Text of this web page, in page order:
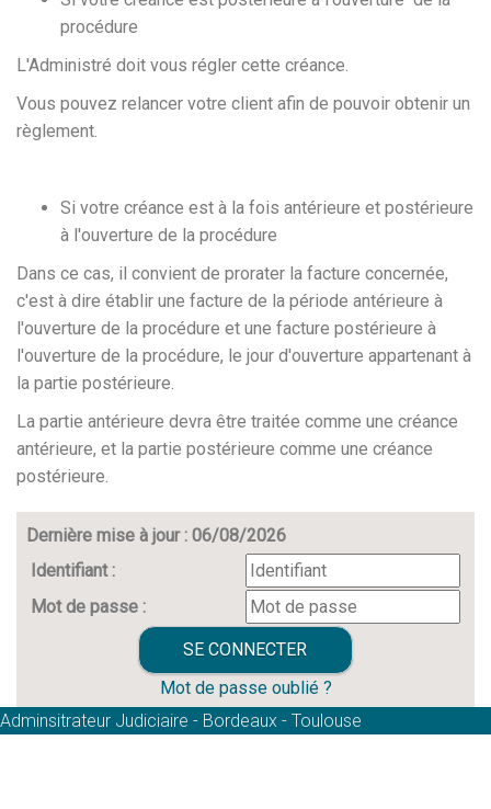
procédure
L'Administré doit vous régler cette créance.
Vous pouvez relancer votre client afin de pouvoir obtenir un
règlement.
Si votre créance est à la fois antérieure et postérieure
à l'ouverture de la procédure
Dans ce cas, il convient de prorater la facture concernée,
c'est à dire établir une facture de la période antérieure à
l'ouverture de la procédure et une facture postérieure à
l'ouverture de la procédure, le jour d'ouverture appartenant à
la partie postérieure.
La partie antérieure devra être traitée comme une créance
antérieure, et la partie postérieure comme une créance
postérieure.
Dernière mise à jour : 06/08/2026
Identifiant :
Mot de passe :
Mot de passe oublié ?
Adminsitrateur Judiciaire - Bordeaux - Toulouse